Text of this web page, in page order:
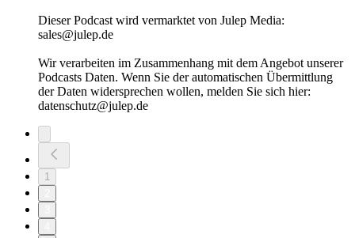
Dieser Podcast wird vermarktet von Julep Media:
sales@julep.de
Wir verarbeiten im Zusammenhang mit dem Angebot unserer
Podcasts Daten. Wenn Sie der automatischen Übermittlung
der Daten widersprechen wollen, melden Sie sich hier:
datenschutz@julep.de
1